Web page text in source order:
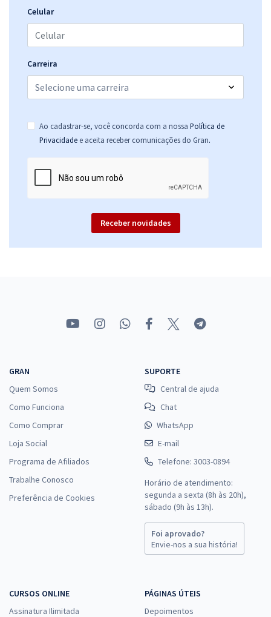
MJ - Ministério da Justiça - Conhecimentos Específicos para o Cargo
de Administrador
ou 12x de
27,99
Celular
Carreira
Ao cadastrar-se, você concorda com a nossa Política de
Privacidade e aceita receber comunicações do Gran.
Receber novidades
GRAN
Quem Somos
Como Funciona
Como Comprar
Loja Social
Programa de Afiliados
Trabalhe Conosco
Preferência de Cookies
SUPORTE
Central de ajuda
Chat
WhatsApp
E-mail
Telefone: 3003-0894
Horário de atendimento:
segunda a sexta (8h às 20h),
sábado (9h às 13h).
Foi aprovado?
Envie-nos a sua história!
CURSOS ONLINE
Assinatura Ilimitada
PÁGINAS ÚTEIS
Depoimentos